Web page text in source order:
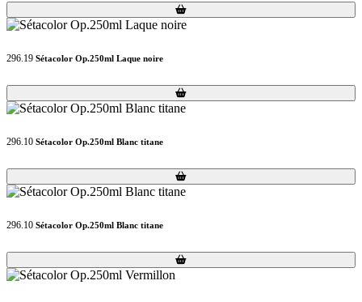
Loading...
Loading...
296.19 Sétacolor Op.250ml Laque noire
Loading...
Loading...
296.10 Sétacolor Op.250ml Blanc titane
Loading...
Loading...
296.10 Sétacolor Op.250ml Blanc titane
Loading...
Loading...